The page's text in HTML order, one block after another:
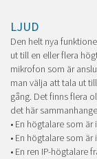
LJUD
Den helt nya
ut till en eller flera
mikrofon som är
man välja att tala ut
gång. Det finns flera
det här
• En högtalare som
• En högtalare som
• En ren IP-högtalare